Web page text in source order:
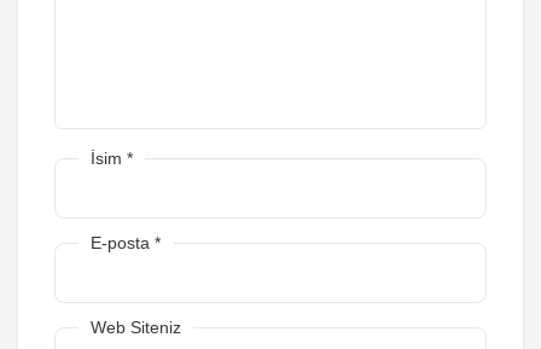
İsim *
E-posta *
Web Siteniz